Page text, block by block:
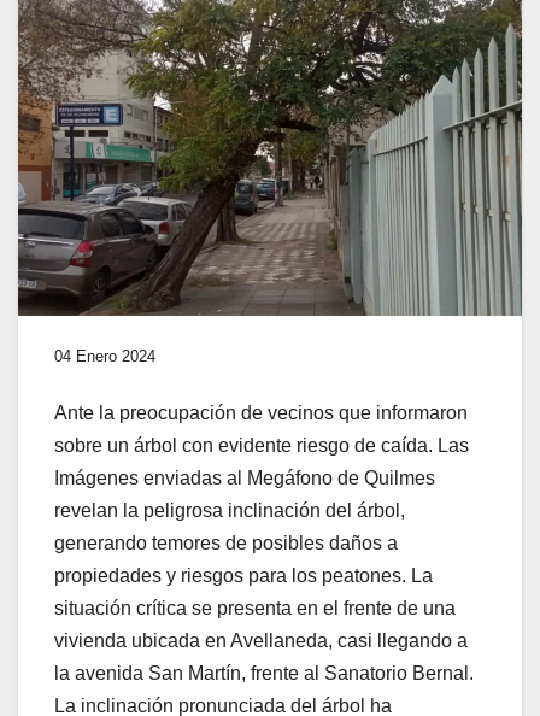
04 Enero 2024
Ante la preocupación de vecinos que informaron
sobre un árbol con evidente riesgo de caída. Las
Imágenes enviadas al Megáfono de Quilmes
revelan la peligrosa inclinación del árbol,
generando temores de posibles daños a
propiedades y riesgos para los peatones. La
situación crítica se presenta en el frente de una
vivienda ubicada en Avellaneda, casi llegando a
la avenida San Martín, frente al Sanatorio Bernal.
La inclinación pronunciada del árbol ha